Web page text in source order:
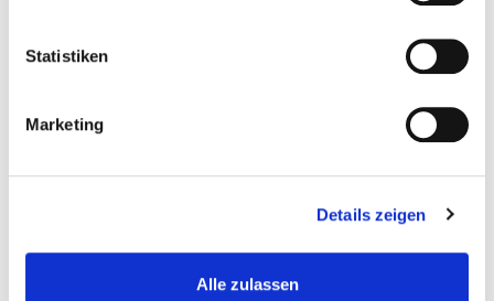
Statistiken
Marketing
Details zeigen
Alle zulassen
Geschenkgutschein 1000 EUR